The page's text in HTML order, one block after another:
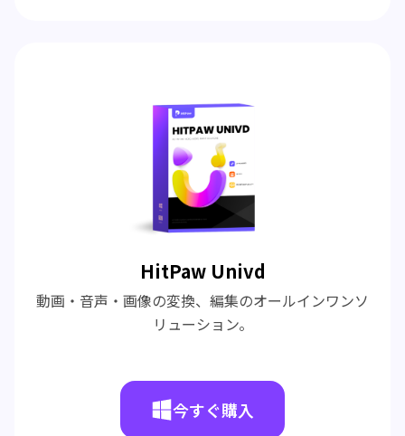
HitPaw Univd
動画・音声・画像の変換、編集のオールインワンソ
リューション。
今すぐ購入